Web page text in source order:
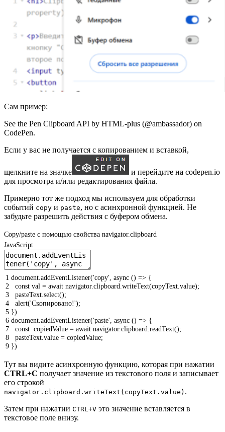
Сам пример:
See the Pen Clipboard API by HTML-plus (@ambassador) on
CodePen.
Если у вас не получается с копированием и вставкой,
щелкните на значке
и перейдите на codepen.io
для просмотра и/или редактирования файла.
Примерно тот же подход мы используем для обработки
событий copy и paste, но с асинхронной функцией. Не
забудьте разрешить действия с буфером обмена.
Copy/paste с помощью свойства navigator.clipboard
JavaScript
1
2
3
4
5
6
7
8
9
document addEventListener('copy' async () => {
const val = await navigator. clipboard writeText(copyText value);
pasteText select();
alert('Скопировано!');
})
document addEventListener('paste' async () => {
const copiedValue = await navigator. clipboard readText();
pasteText value = copiedValue;
})
Тут вы видите асинхронную функцию, которая при нажатии
CTRL+C получает значение из текстового поля и записывает
его строкой
navigator.clipboard.writeText(copyText.value) .
Затем при нажатии CTRL+V это значение вставляется в
текстовое поле внизу.